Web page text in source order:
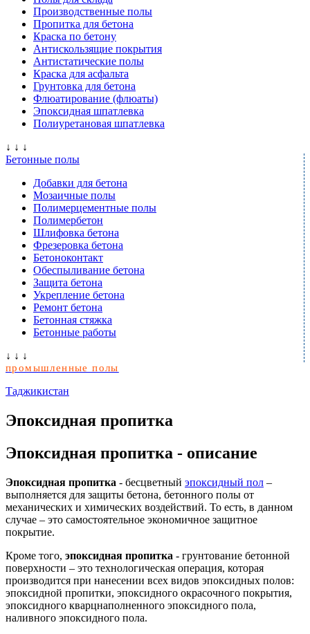
Производственные полы
Пропитка для бетона
Краска по бетону
Антискользящие покрытия
Антистатические полы
Краска для асфальта
Грунтовка для бетона
Флюатирование (флюаты)
Эпоксидная шпатлевка
Полиуретановая шпатлевка
↓ ↓ ↓
Бетонные полы
Добавки для бетона
Мозаичные полы
Полимерцементные полы
Полимербетон
Шлифовка бетона
Фрезеровка бетона
Бетоноконтакт
Обеспыливание бетона
Защита бетона
Укрепление бетона
Ремонт бетона
Бетонная стяжка
Бетонные работы
↓ ↓ ↓
промышленные полы
Таджикистан
Эпоксидная пропитка
Эпоксидная пропитка - описание
Эпоксидная пропитка - бесцветный эпоксидный пол –
выполняется для защиты бетона, бетонного полы от
механических и химических воздействий. То есть, в данном
случае – это самостоятельное экономичное защитное
покрытие.
Кроме того, эпоксидная пропитка - грунтование бетонной
поверхности – это технологическая операция, которая
производится при нанесении всех видов эпоксидных полов:
эпоксидной пропитки, эпоксидного окрасочного покрытия,
эпоксидного кварцнаполненного эпоксидного пола,
наливного эпоксидного пола.